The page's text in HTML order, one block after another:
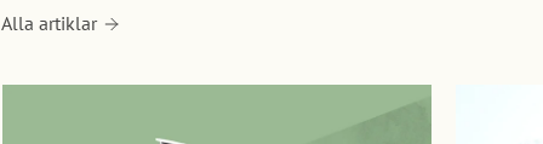
Alla artiklar